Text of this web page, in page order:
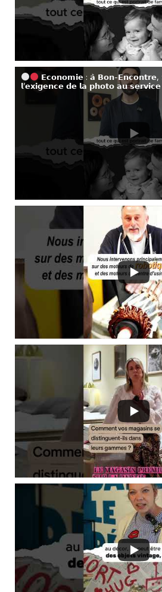
𝗘𝗰𝗼𝗻𝗼𝗺𝗶𝗲 : 𝗮̀ 𝗕𝗼𝗻-
𝗹’𝗲𝘅𝗶𝗴𝗲𝗻𝗰𝗲 𝗱𝗲 𝗹𝗮 𝗽𝗵𝗼𝘁𝗼 𝗮𝘂